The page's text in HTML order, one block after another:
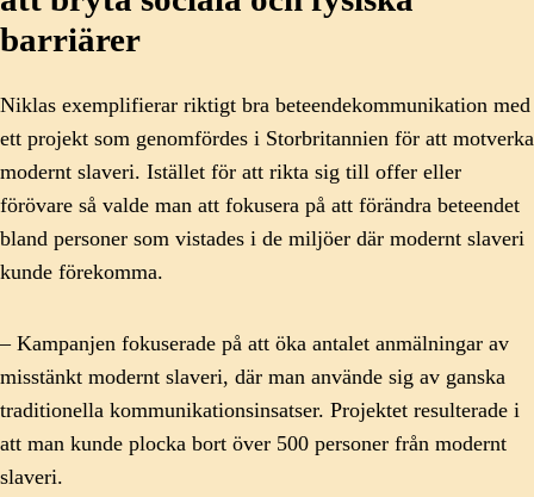
barriärer
Niklas exemplifierar riktigt bra beteendekommunikation med
ett projekt som genomfördes i Storbritannien för att motverka
modernt slaveri. Istället för att rikta sig till offer eller
förövare så valde man att fokusera på att förändra beteendet
bland personer som vistades i de miljöer där modernt slaveri
kunde förekomma.
– Kampanjen fokuserade på att öka antalet anmälningar av
misstänkt modernt slaveri, där man använde sig av ganska
traditionella kommunikationsinsatser. Projektet resulterade i
att man kunde plocka bort över 500 personer från modernt
slaveri.